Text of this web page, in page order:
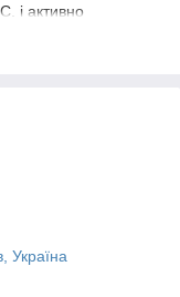
і активно
матеріалу, який
умовах.
капюшон, манжети і
кольорах, щоб
можете вибрати
Україна